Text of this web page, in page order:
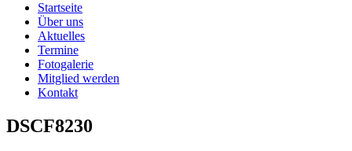
Startseite
Über uns
Aktuelles
Termine
Fotogalerie
Mitglied werden
Kontakt
DSCF8230